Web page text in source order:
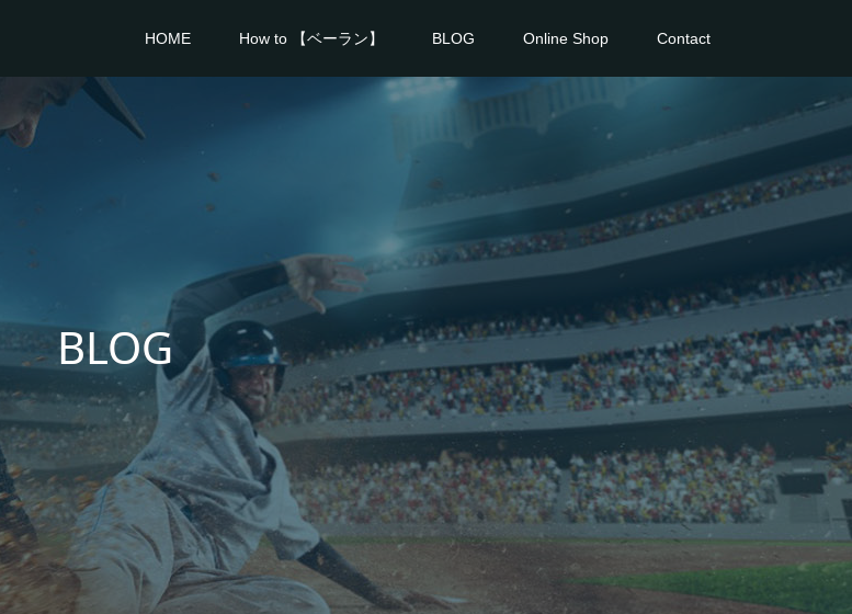
HOME How to 【ベーラン】 BLOG Online Shop Contact
BLOG